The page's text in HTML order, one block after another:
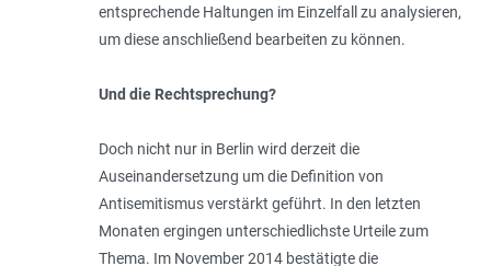
entsprechende Haltungen im Einzelfall zu analysieren,
um diese anschließend bearbeiten zu können.
Und die Rechtsprechung?
Doch nicht nur in Berlin wird derzeit die
Auseinandersetzung um die Definition von
Antisemitismus verstärkt geführt. In den letzten
Monaten ergingen unterschiedlichste Urteile zum
Thema. Im November 2014 bestätigte die